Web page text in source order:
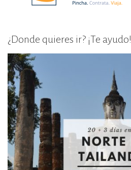
¿Donde quieres ir? ¡Te ayudo!